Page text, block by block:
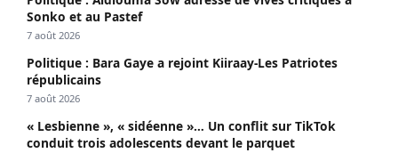
Sonko et au Pastef
7 août 2026
Politique : Bara Gaye a rejoint Kiiraay-Les Patriotes
républicains
7 août 2026
« Lesbienne », « sidéenne »… Un conflit sur TikTok
conduit trois adolescents devant le parquet